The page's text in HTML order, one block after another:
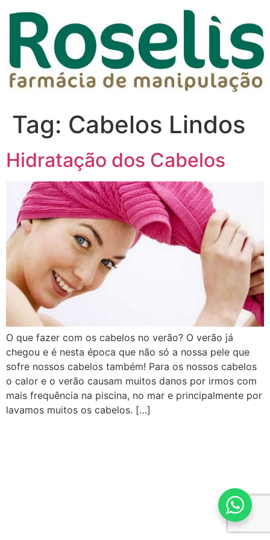
Tag: Cabelos Lindos
Hidratação dos Cabelos
O que fazer com os cabelos no verão? O verão já
chegou e é nesta época que não só a nossa pele que
sofre nossos cabelos também! Para os nossos cabelos
o calor e o verão causam muitos danos por irmos com
mais frequência na piscina, no mar e principalmente por
lavamos muitos os cabelos. […]